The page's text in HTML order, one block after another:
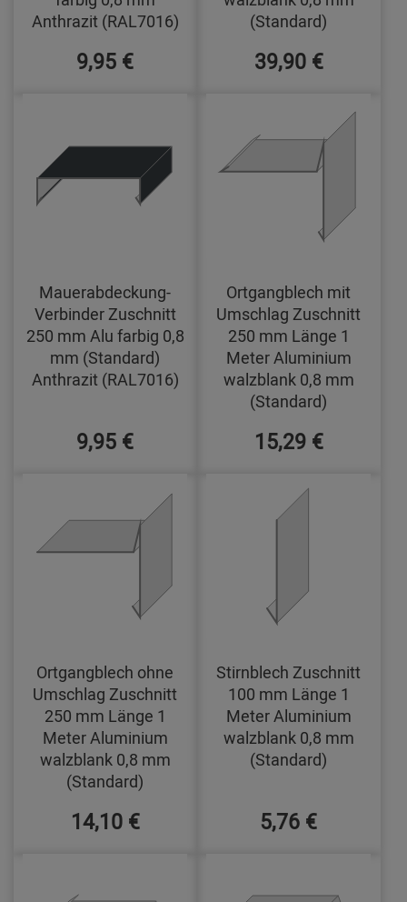
Anthrazit (RAL7016)
9,95 €
(Standard)
39,90 €
Mauerabdeckung-
Verbinder Zuschnitt
250 mm Alu farbig 0,8
mm (Standard)
Anthrazit (RAL7016)
9,95 €
Ortgangblech mit
Umschlag Zuschnitt
250 mm Länge 1
Meter Aluminium
walzblank 0,8 mm
(Standard)
15,29 €
Ortgangblech ohne
Umschlag Zuschnitt
250 mm Länge 1
Meter Aluminium
walzblank 0,8 mm
(Standard)
14,10 €
Stirnblech Zuschnitt
100 mm Länge 1
Meter Aluminium
walzblank 0,8 mm
(Standard)
5,76 €